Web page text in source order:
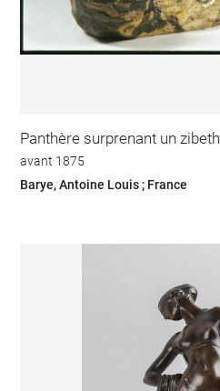
Panthère surprenant un zibeth
avant 1875
Barye, Antoine Louis ; France